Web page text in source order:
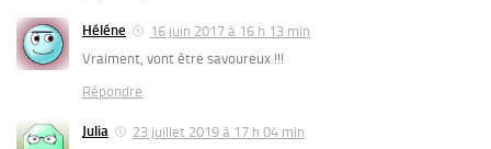
Héléne
16 juin 2017 à 16 h 13 min
Vraiment, vont être savoureux !!!
Répondre
Julia
23 juillet 2019 à 17 h 04 min